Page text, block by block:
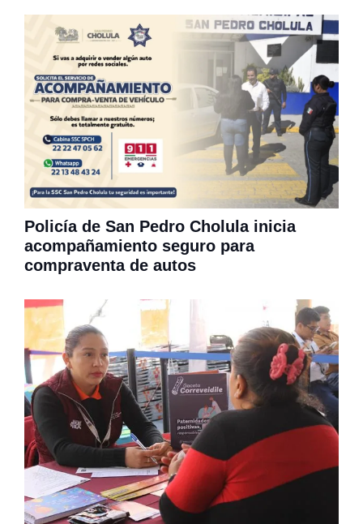
Policía de San Pedro Cholula inicia
acompañamiento seguro para
compraventa de autos